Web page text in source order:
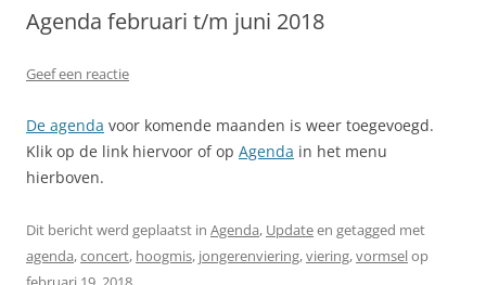
Agenda februari t/m juni 2018
Geef een reactie
De agenda voor komende maanden is weer toegevoegd.
Klik op de link hiervoor of op Agenda in het menu
hierboven.
Dit bericht werd geplaatst in Agenda, Updateen getagged met
agenda,concert, hoogmis, jongerenviering,viering,vormselop